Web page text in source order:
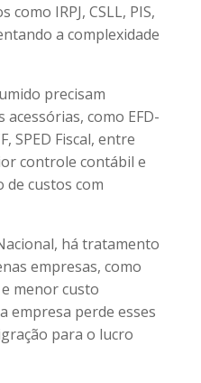
IRPJ, CSLL, PIS,
a complexidade
precisam
como EFD-
SPED Fiscal, entre
controle contábil e
custos com
há tratamento
empresas, como
menor custo
empresa perde esses
para o lucro